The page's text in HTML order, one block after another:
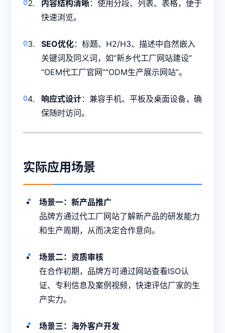
内容结构清晰：使用分段、列表、表格，便于
快速浏览。
SEO优化：标题、H2/H3、描述中自然嵌入
关键词及同义词，如“新乡代工厂网站建设”
“OEM代工厂官网”“ODM生产展示网站”。
响应式设计：兼容手机、平板及桌面设备，确
保随时访问。
实际应用场景
场景一：新产品推广
品牌方通过代工厂网站了解新产品的研发能力
和生产周期，从而决定合作意向。
场景二：资质审核
在合作初期，品牌方可通过网站查看ISO认
证、专利信息及案例视频，快速评估厂家的生
产实力。
场景三：海外客户开发